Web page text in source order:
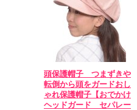
頭保護帽子 つまずきや
転倒から頭をガードおし
ゃれ保護帽子【おでかけ
ヘッドガード セパレー